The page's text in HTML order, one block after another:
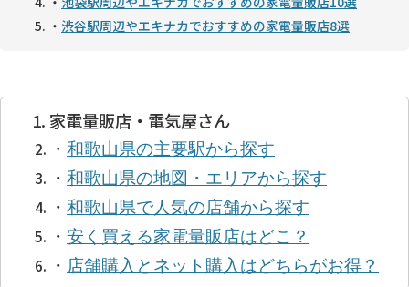
・ 渋谷駅周辺やエキナカでおすすめの家電量販店8選
家電量販店・電気屋さん
・和歌山県の主要駅から探す
・和歌山県の地図・エリアから探す
・和歌山県で人気の店舗から探す
・安く買える家電量販店はどこ？
・ 店舗購入とネット購入はどちらがお得？